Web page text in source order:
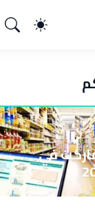
ماركت في